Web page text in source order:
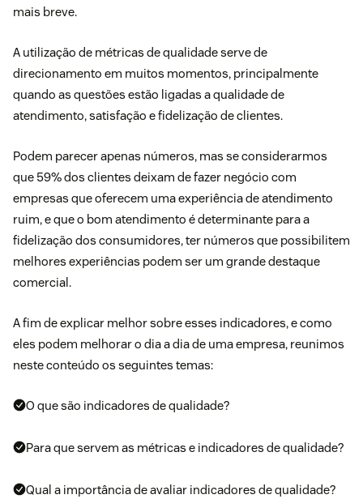
mais breve.
A utilização de métricas de qualidade serve de
direcionamento em muitos momentos, principalmente
quando as questões estão ligadas a qualidade de
atendimento, satisfação e fidelização de clientes.
Podem parecer apenas números, mas se considerarmos
que 59% dos clientes deixam de fazer negócio com
empresas que oferecem uma experiência de atendimento
ruim, e que o bom atendimento é determinante para a
fidelização dos consumidores, ter números que possibilitem
melhores experiências podem ser um grande destaque
comercial.
A fim de explicar melhor sobre esses indicadores, e como
eles podem melhorar o dia a dia de uma empresa, reunimos
neste conteúdo os seguintes temas:
O que são indicadores de qualidade?
Para que servem as métricas e indicadores de qualidade?
Qual a importância de avaliar indicadores de qualidade?